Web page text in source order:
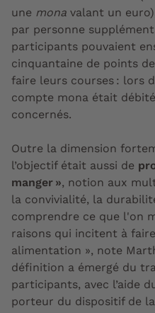
une mona valant un
par personne
participants pouvaient
cinquantaine de points
faire leurs courses : lors
compte mona était
concernés.
Outre la dimension
l’objectif était aussi de
manger », notion aux
la convivialité, la
comprendre ce que l'on
raisons qui incitent à
alimentation », note
définition a émergé du
participants, avec l’aide
porteur du dispositif de la